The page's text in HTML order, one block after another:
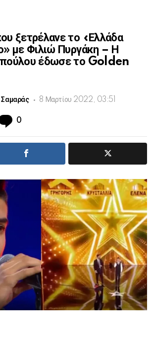
ξετρέλανε το «Ελλάδα
με Φιλιώ Πυργάκη – Η
έδωσε το Golden
8 Μαρτίου 2022, 03:51
0